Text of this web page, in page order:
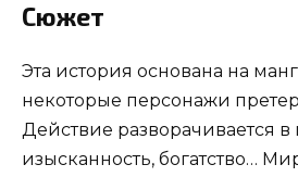
Сюжет
Эта история основана на
некоторые персонажи
Действие разворачивается в
изысканность, богатство…